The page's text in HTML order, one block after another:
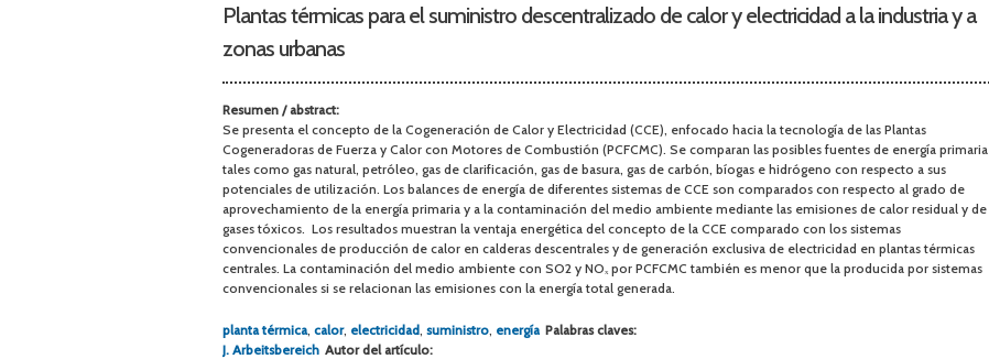
Plantas térmicas para el suministro descentralizado de calor y electricidad a la industria y a
zonas urbanas
Resumen / abstract:
Se presenta el concepto de la Cogeneración de Calor y Electricidad (CCE), enfocado hacia la tecnología de las Plantas
Cogeneradoras de Fuerza y Calor con Motores de Combustión (PCFCMC). Se comparan las posibles fuentes de energía primaria
tales como gas natural, petróleo, gas de clarificación, gas de basura, gas de carbón, bíogas e hidrógeno con respecto a sus
potenciales de utilización. Los balances de energía de diferentes sistemas de CCE son comparados con respecto al grado de
aprovechamiento de la energía primaria y a la contaminación del medio ambiente mediante las emisiones de calor residual y de
gases tóxicos. Los resultados muestran la ventaja energética del concepto de la CCE comparado con los sistemas
convencionales de producción de calor en calderas descentrales y de generación exclusiva de electricidad en plantas térmicas
centrales. La contaminación del medio ambiente con SO2 y NOₓ por PCFCMC también es menor que la producida por sistemas
convencionales si se relacionan las emisiones con la energía total generada.
Palabras claves:
planta térmica, calor, electricidad, suministro, energía
Autor del artículo:
J. Arbeitsbereich